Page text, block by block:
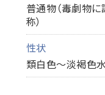
普通物（毒劇物
称）
性状
類白色～淡褐色